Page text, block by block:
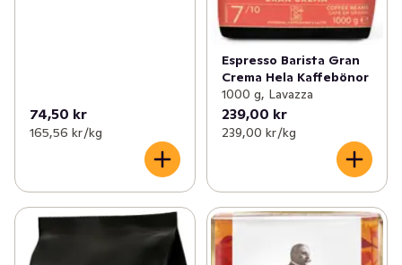
74,50 kr
165,56 kr /kg
Espresso Barista Gran
Crema Hela Kaffebönor
1000 g, Lavazza
239,00 kr
239,00 kr /kg